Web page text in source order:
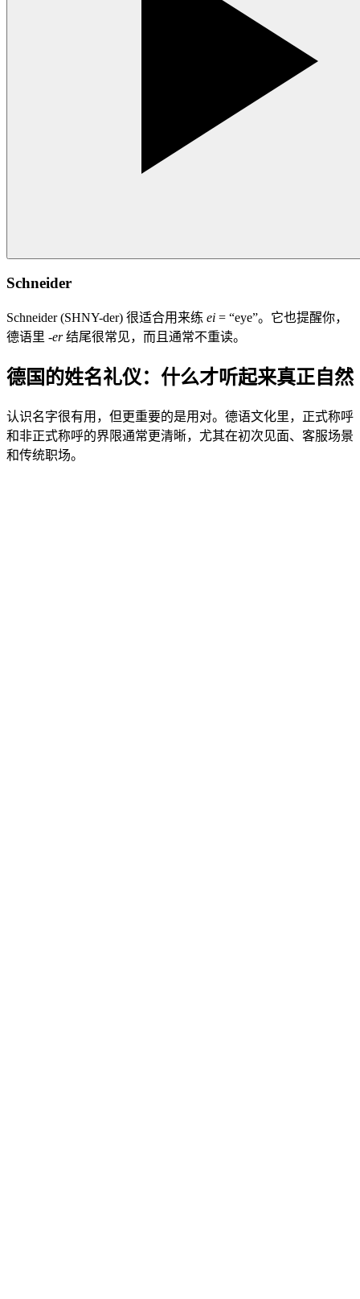
Schneider
Schneider (SHNY-der) 很适合用来练 ei = “eye”。它也提醒你，
德语里 -er结尾很常见，而且通常不重读。
德国的姓名礼仪：什么才听起来真正自然
认识名字很有用，但更重要的是用对。德语文化里，正式称呼
和非正式称呼的界限通常更清晰，尤其在初次见面、客服场景
和传统职场。